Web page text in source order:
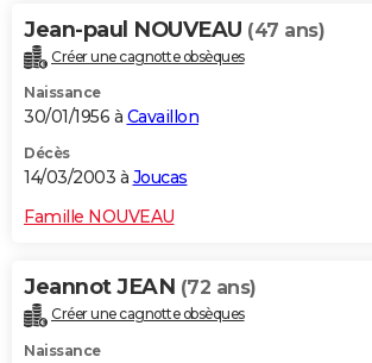
Jean-paul NOUVEAU (47 ans)
Créer une cagnotte obsèques
Naissance
30/01/1956 à Cavaillon
Décès
14/03/2003 à Joucas
Famille NOUVEAU
Jeannot JEAN (72 ans)
Créer une cagnotte obsèques
Naissance